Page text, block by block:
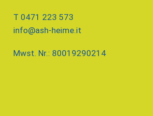
T 0471 223 573
info@ash-heime.it
Mwst. Nr.: 80019290214